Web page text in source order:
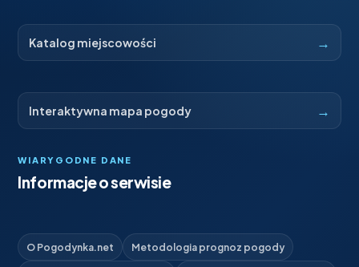
Katalog miejscowości →
Interaktywna mapa pogody →
WIARYGODNE DANE
Informacje o serwisie
O Pogodynka.net Metodologia prognoz pogody